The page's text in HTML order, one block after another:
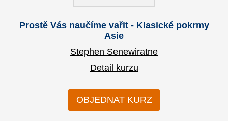
Prostě Vás naučíme vařit - Klasické pokrmy
Asie
Stephen Senewiratne
Detail kurzu
OBJEDNAT KURZ